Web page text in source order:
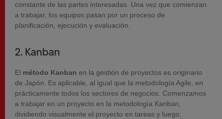
constante de las partes interesadas. Una vez que comienzan
a trabajar, los equipos pasan por un proceso de
planificación, ejecución y evaluación.
2. Kanban
El método Kanban en la gestión de proyectos es originario
de Japón. Es aplicable, al igual que la metodología Agile, en
prácticamente todos los sectores de negocios. Comenzamos
a trabajar en un proyecto en la metodología Kanban,
dividiendo visualmente el proyecto en tareas y luego,